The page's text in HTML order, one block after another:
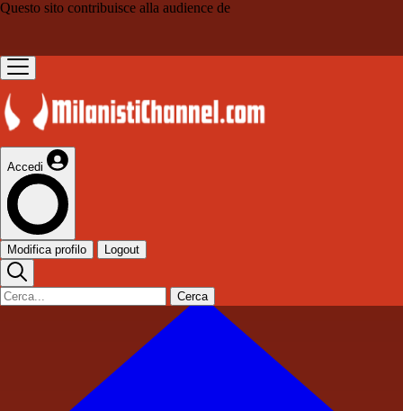
Questo sito contribuisce alla audience de
Accedi
Modifica profilo Logout
Cerca